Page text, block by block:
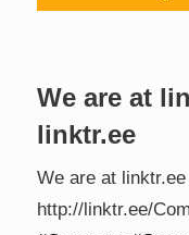
We are at
linktr.ee
We are at
http://linktr.ee/